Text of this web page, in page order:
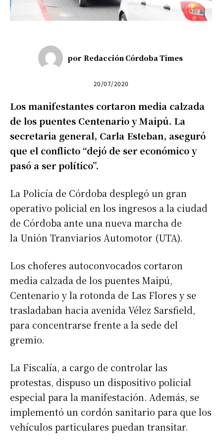
por Redacción Córdoba Times
20/07/2020
Los manifestantes cortaron media calzada
de los puentes Centenario y Maipú. La
secretaria general, Carla Esteban, aseguró
que el conflicto “dejó de ser económico y
pasó a ser político”.
La Policía de Córdoba desplegó un gran
operativo policial en los ingresos a la ciudad
de Córdoba ante una nueva marcha de
la Unión Tranviarios Automotor (UTA).
Los choferes autoconvocados cortaron
media calzada de los puentes Maipú,
Centenario y la rotonda de Las Flores y se
trasladaban hacia avenida Vélez Sarsfield,
para concentrarse frente a la sede del
gremio.
La Fiscalía, a cargo de controlar las
protestas, dispuso un dispositivo policial
especial para la manifestación. Además, se
implementó un cordón sanitario para que los
vehículos particulares puedan transitar.